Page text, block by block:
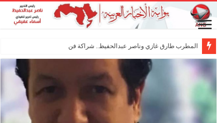
المطرب طارق غازي وناصر عبدالحفيظ.. شراكة فنية ترسم ملا